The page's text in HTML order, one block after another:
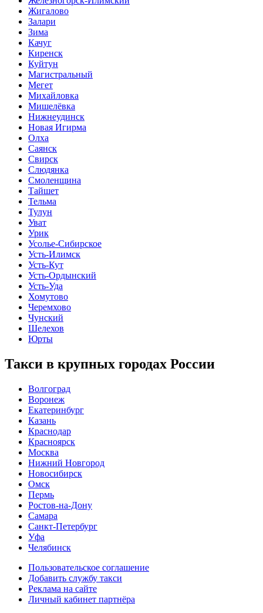
Жигалово
Залари
Зима
Качуг
Киренск
Куйтун
Магистральный
Мегет
Михайловка
Мишелёвка
Нижнеудинск
Новая Игирма
Олха
Саянск
Свирск
Слюдянка
Смоленщина
Тайшет
Тельма
Тулун
Уват
Урик
Усолье-Сибирское
Усть-Илимск
Усть-Кут
Усть-Ордынский
Усть-Уда
Хомутово
Черемхово
Чунский
Шелехов
Юрты
Такси в крупных городах России
Волгоград
Воронеж
Екатеринбург
Казань
Краснодар
Красноярск
Москва
Нижний Новгород
Новосибирск
Омск
Пермь
Ростов-на-Дону
Самара
Санкт-Петербург
Уфа
Челябинск
Пользовательское соглашение
Добавить службу такси
Реклама на сайте
Личный кабинет партнёра